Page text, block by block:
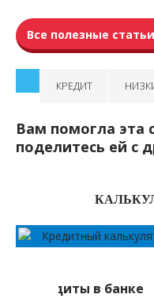
Все полезные
КРЕДИТ
Вам помогла эта
поделитесь ей с
Кредиты в банке